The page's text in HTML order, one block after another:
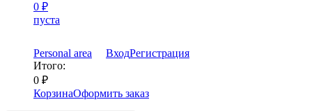
0 ₽
пуста
Personal area ВходРегистрация
Итого:
0 ₽
КорзинаОформить заказ